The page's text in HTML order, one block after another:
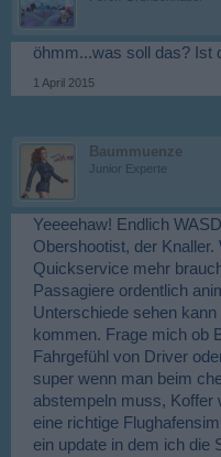
öhmm...was soll das? Ist
1 April 2015
Baummuenze
Junior Experte
Yeeeehaw! Endlich
Obershootist, der
Quickservice mehr
Passagiere ordentlich
Unterschiede sehen
kommen. Frage mich ob
Fahrgefühl von Driver
super wenn man beim
abstempeln muss, Koffer
eine richtige
ein update in dem ich die